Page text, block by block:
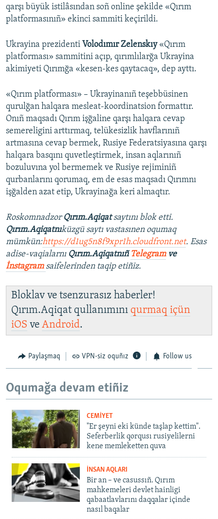
qarşı büyük istilâsından soñ online şekilde «Qırım
platformasınıñ» ekinci sammiti keçirildi.
Ukrayina prezidenti Volodımır Zelenskıy«Qırım
platforması» sammitini açıp, qırımlılarğa Ukrayina
akimiyeti Qırımğa «kesen-kes qaytacaq», dep ayttı.
«Qırım platforması» – Ukrayinanıñ teşebbüsinen
qurulğan halqara mesleat-koordinatsion formattır.
Onıñ maqsadı Qırım işğaline qarşı halqara cevap
semereligini arttırmaq, telükesizlik havflarınıñ
artmasına cevap bermek, Rusiye Federatsiyasına qarşı
halqara basqını quvetleştirmek, insan aqlarınıñ
bozuluvına yol bermemek ve Rusiye rejiminiñ
qurbanlarını qorumaq, em de esas maqsadı Qırımnı
işğalden azat etip, Ukrayinağa keri almaqtır.
Roskomnadzor Qırım.Aqiqatsaytını blok etti.
Qırım.Aqiqatnıküzgü saytı vastasınen oqumaq
mümkün:https://d1ug5n8f9xpr1h.cloudfront.net. Esas
adise-vaqialarnı Qırım.AqiqatnıñTelegramve
İnstagram saifelerinden taqip etiñiz.
Bloklav ve tsenzurasız haberler!
Qırım.Aqiqat qullanımını qurmaq içün
iOS ve Android.
Paylaşmaq VPN-siz oquñız Follow us
Oqumağa devam etiñiz
CEMİYET
"Er şeyni eki künde taşlap kettim".
Seferberlik qorqusı rusiyelilerni
kene memleketten quva
İNSAN AQLARI
Bir an – ve casussıñ. Qırım
mahkemeleri devlet hainligi
qabaatlavlarını daqqalar içinde
nasıl baqalar